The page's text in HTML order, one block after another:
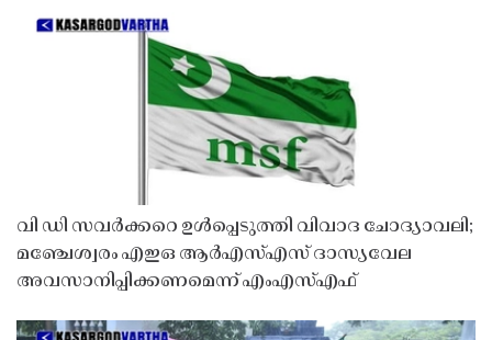
വി ഡി സവർക്കറെ ഉൾപ്പെടുത്തി വിവാദ ചോദ്യാവലി;
മഞ്ചേശ്വരം എഇഒ ആർഎസ്എസ് ദാസ്യവേല
അവസാനിപ്പിക്കണമെന്ന് എംഎസ്എഫ്